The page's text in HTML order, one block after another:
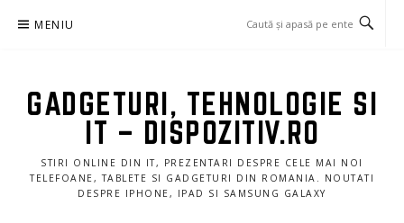
MENIU
GADGETURI, TEHNOLOGIE SI
IT – DISPOZITIV.RO
STIRI ONLINE DIN IT, PREZENTARI DESPRE CELE MAI NOI
TELEFOANE, TABLETE SI GADGETURI DIN ROMANIA. NOUTATI
DESPRE IPHONE, IPAD SI SAMSUNG GALAXY